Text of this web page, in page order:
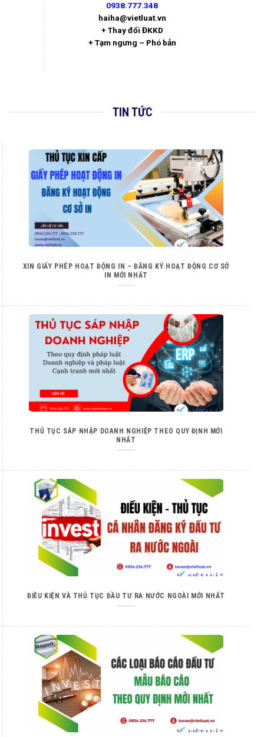
0938.777.348
haiha@vietluat.vn
+ Thay đổi ĐKKD
+ Tạm ngưng – Phó bản
TIN TỨC
XIN GIẤY PHÉP HOẠT ĐỘNG IN – ĐĂNG KÝ HOẠT ĐỘNG CƠ SỞ
IN MỚI NHẤT
THỦ TỤC SÁP NHẬP DOANH NGHIỆP THEO QUY ĐỊNH MỚI
NHẤT
ĐIỀU KIỆN VÀ THỦ TỤC ĐẦU TƯ RA NƯỚC NGOÀI MỚI NHẤT